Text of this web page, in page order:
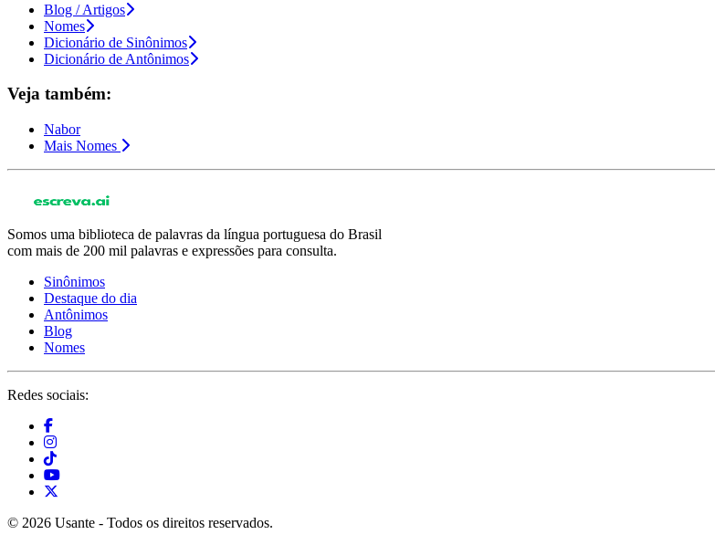
Blog / Artigos
Nomes
Dicionário de Sinônimos
Dicionário de Antônimos
Veja também:
Nabor
Mais Nomes
Somos uma biblioteca de palavras da língua portuguesa do Brasil
com mais de 200 mil palavras e expressões para consulta.
Sinônimos
Destaque do dia
Antônimos
Blog
Nomes
Redes sociais:
© 2026 Usante - Todos os direitos reservados.